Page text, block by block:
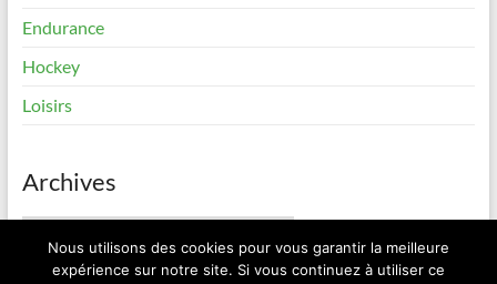
Endurance
Hockey
Loisirs
Archives
Archives
Nous utilisons des cookies pour vous garantir la meilleure
expérience sur notre site. Si vous continuez à utiliser ce